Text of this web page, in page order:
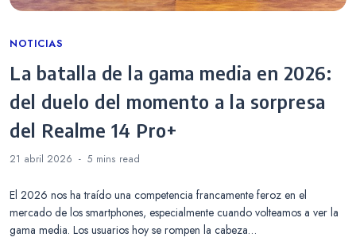
Categories
NOTICIAS
La batalla de la gama media en 2026:
del duelo del momento a la sorpresa
del Realme 14 Pro+
21 abril 2026 5 mins read
El 2026 nos ha traído una competencia francamente feroz en el
mercado de los smartphones, especialmente cuando volteamos a ver la
gama media. Los usuarios hoy se rompen la cabeza…